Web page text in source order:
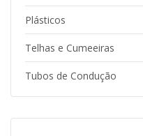
Plásticos
Telhas e Cumeeiras
Tubos de Condução